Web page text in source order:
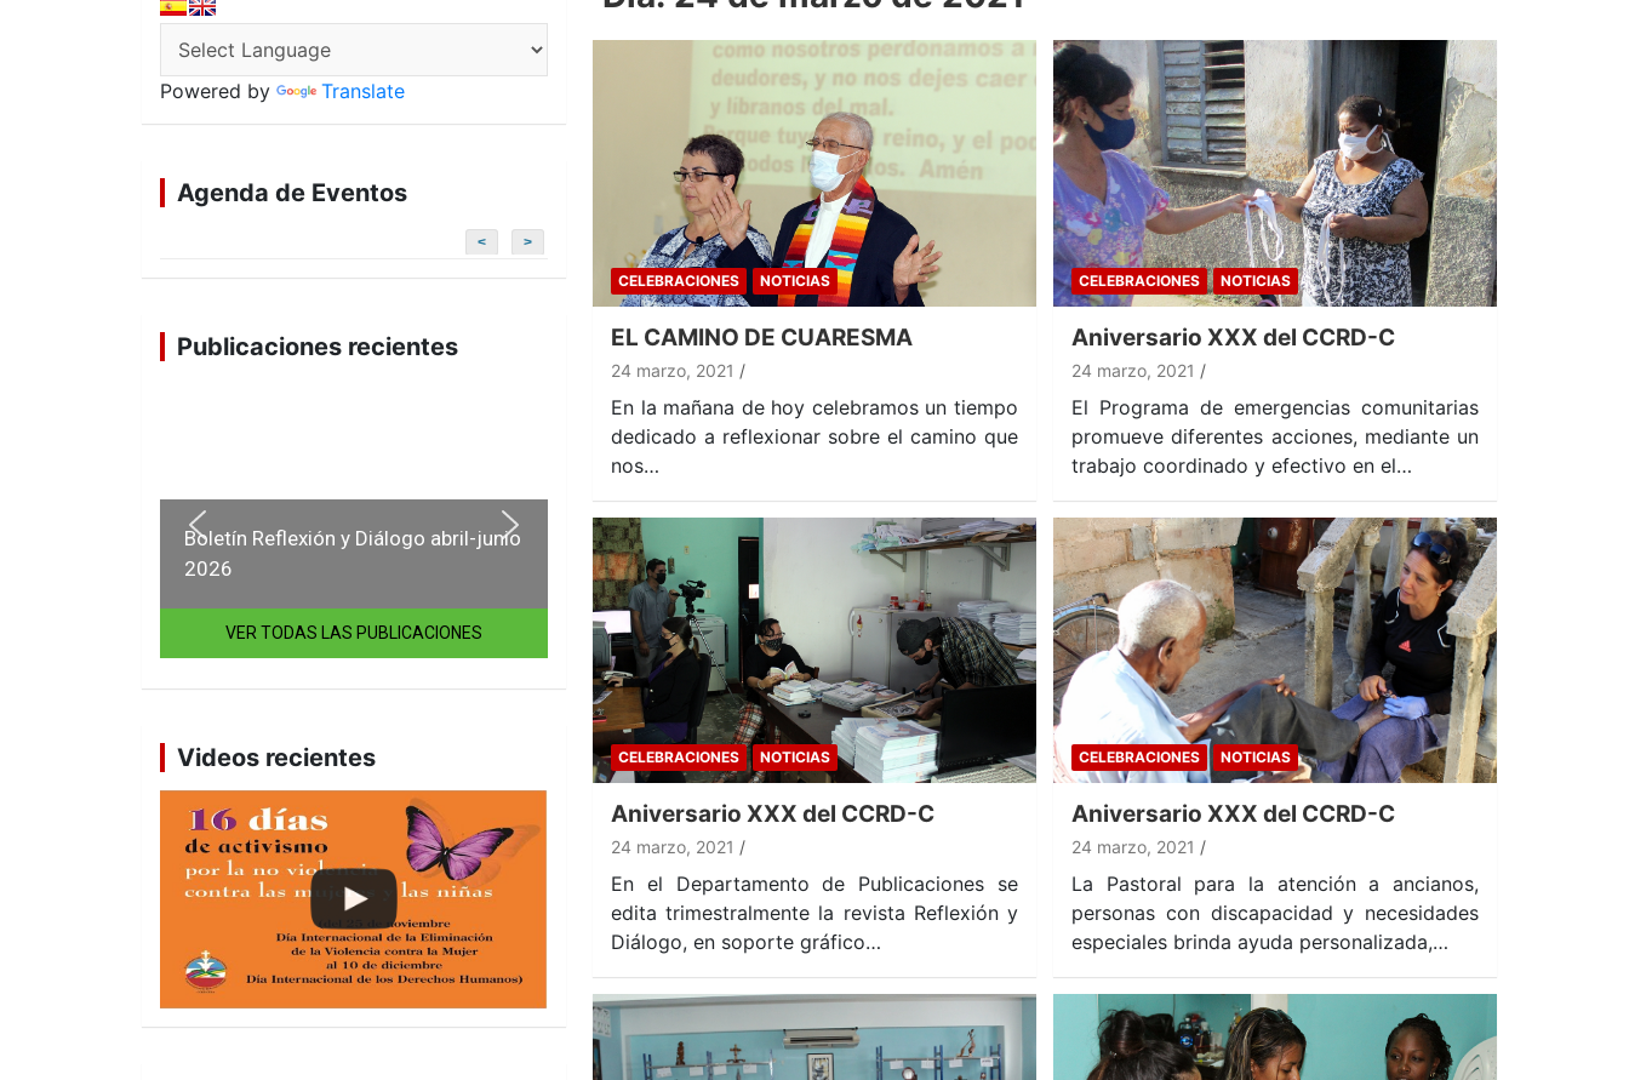
CELEBRACIONES NOTICIAS
EL CAMINO DE CUARESMA
24 marzo, 2021
En la mañana de hoy celebramos un tiempo
dedicado a reflexionar sobre el camino que
nos…
CELEBRACIONES NOTICIAS
Aniversario XXX del CCRD-C
24 marzo, 2021
El Programa de emergencias comunitarias
promueve diferentes acciones, mediante un
trabajo coordinado y efectivo en el…
CELEBRACIONES NOTICIAS
Aniversario XXX del CCRD-C
24 marzo, 2021
En el Departamento de Publicaciones se
edita trimestralmente la revista Reflexión y
Diálogo, en soporte gráfico…
CELEBRACIONES NOTICIAS
Aniversario XXX del CCRD-C
24 marzo, 2021
La Pastoral para la atención a ancianos,
personas con discapacidad y necesidades
especiales brinda ayuda personalizada,…
Powered by Translate
Agenda de Eventos
< >
Publicaciones recientes
Boletín Reflexión y Diálogo abril-junio
2026
VER TODAS LAS PUBLICACIONES
Videos recientes